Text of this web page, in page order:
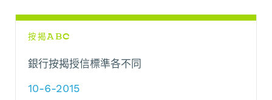
按揭ABC
銀行按揭授信標準各不同
10-6-2015